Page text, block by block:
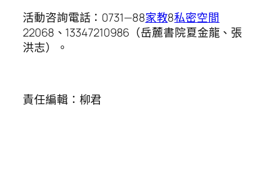
活動咨詢電話：0731—88家教8私密空間
22068、13347210986（岳麓書院夏金龍、張
洪志）。
責任編輯：柳君